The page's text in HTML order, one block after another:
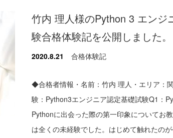
竹内 理人様のPython 3 エンジ
験合格体験記を公開しました。
2020.8.21 合格体験記
◆合格者情報・名前：竹内 理人・エリア：
験：Python3エンジニア認定基礎試験Q1：
Pythonに出会った際の第一印象についてお
は全くの未経験でした。はじめて触れたの